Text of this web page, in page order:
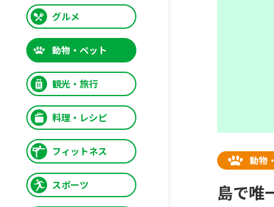
グルメ
動物・ペット
観光・旅行
料理・レシピ
フィットネス
スポーツ
動物
島で唯